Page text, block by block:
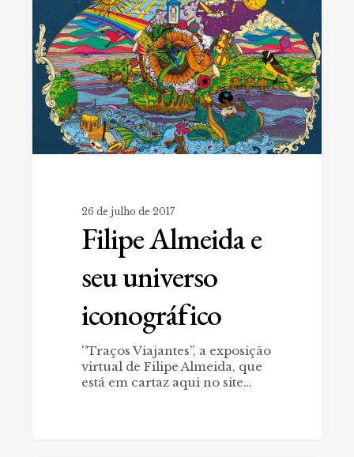
seu
universo
iconográfico
26 de julho de 2017
Filipe Almeida e
seu universo
iconográfico
'’Traços Viajantes’’, a exposição
virtual de Filipe Almeida, que
está em cartaz aqui no site…